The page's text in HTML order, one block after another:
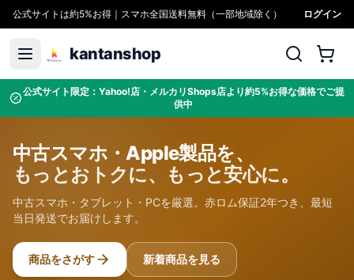
公式サイトは約5%お得｜スマホ全国送料無料（一部地域除く） ログイン
kantanshop
公式サイト限定：Yahoo!店・メルカリShops店より約5%お得な価格でご提
供中
中古スマホ・Apple製品を、
もっとおトクに、もっと安心に。
中古スマホ・タブレット・PCを厳選。赤ロム保証2年つき、最短
当日発送でお届けします。
商品をさがす 新着商品を見る